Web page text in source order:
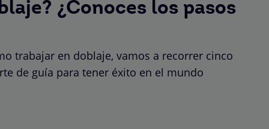
¿Conoces los pasos
trabajar en doblaje, vamos a recorrer cinco
de guía para tener éxito en el mundo